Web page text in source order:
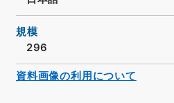
規模
296
資料画像の利用について